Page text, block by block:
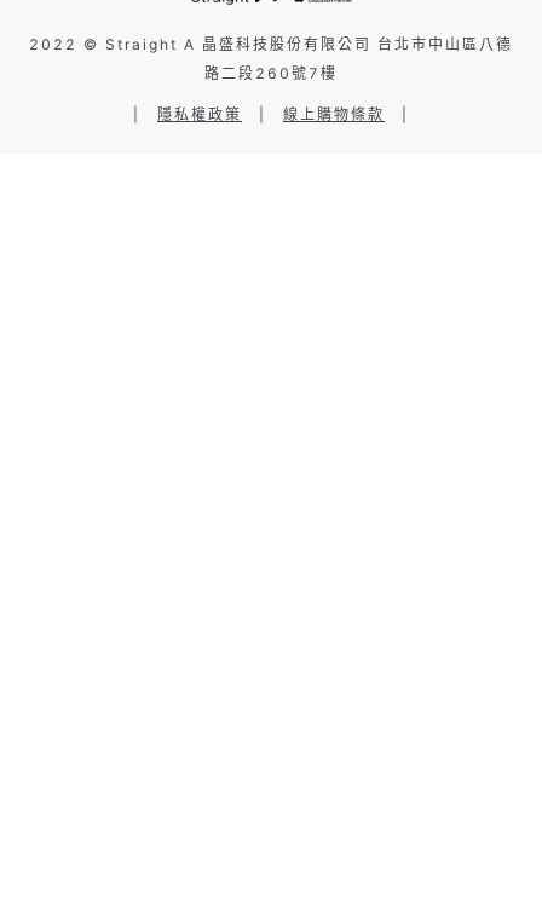
2022 © Straight A 晶盛科技股份有限公司 台北市中山區八德
路二段260號7樓
隱私權政策 線上購物條款